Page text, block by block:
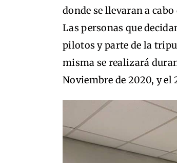
donde se llevaran a
Las personas que
pilotos y parte de la
misma se realizará
Noviembre de 2020, y el